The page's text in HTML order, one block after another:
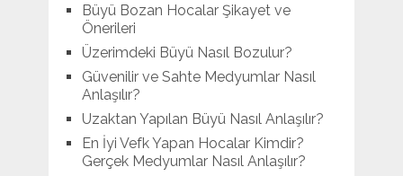
Büyü Bozan Hocalar Şikayet ve
Önerileri
Üzerimdeki Büyü Nasıl Bozulur?
Güvenilir ve Sahte Medyumlar Nasıl
Anlaşılır?
Uzaktan Yapılan Büyü Nasıl Anlaşılır?
En İyi Vefk Yapan Hocalar Kimdir?
Gerçek Medyumlar Nasıl Anlaşılır?